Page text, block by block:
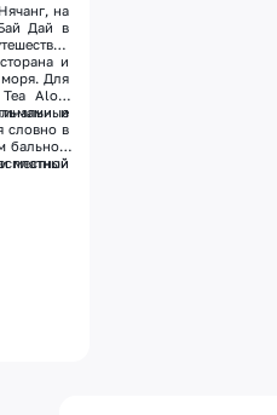
на
Дай в
и
моря. Для
Aloe.
и
словно в
бальном
местной